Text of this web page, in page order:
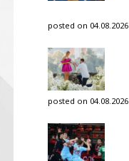
posted on 04.08.2026
posted on 04.08.2026